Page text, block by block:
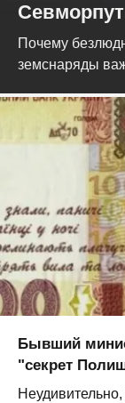
Почему
земснаряды
Бывший
"секрет